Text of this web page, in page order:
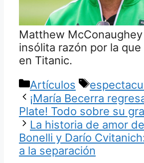
Matthew
insólita razón por la
en Titanic.
Categorías
Artículos Etiquetas
¡María Becerra
Plate! Todo sobre su
La historia de amor
Bonelli y Darío
a la separación